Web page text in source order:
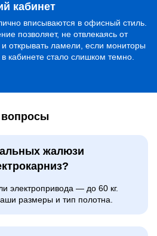
кабинет
вписываются в офисный стиль.
позволяет, не отвлекаясь от
и открывать ламели, если мониторы
кабинете стало слишком темно.
вопросы
жалюзи
электропривода — до 60 кг.
размеры и тип полотна.